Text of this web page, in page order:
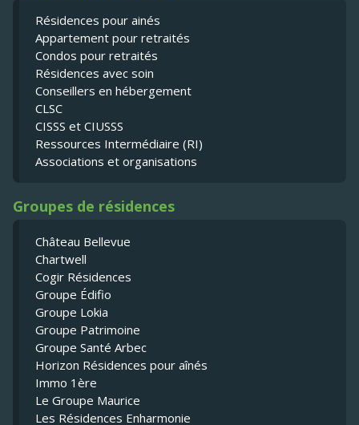
Résidences pour ainés
Appartement pour retraités
Condos pour retraités
Résidences avec soin
Conseillers en hébergement
CLSC
CISSS et CIUSSS
Ressources Intermédiaire (RI)
Associations et organisations
Groupes de résidences
Château Bellevue
Chartwell
Cogir Résidences
Groupe Édifio
Groupe Lokia
Groupe Patrimoine
Groupe Santé Arbec
Horizon Résidences pour aînés
Immo 1ère
Le Groupe Maurice
Les Résidences Enharmonie